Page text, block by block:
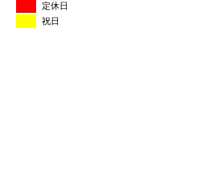
定休日
祝日